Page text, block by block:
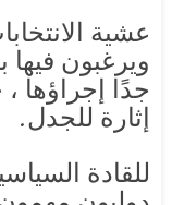
عشية
ويرغبون
جدًا إجراؤها
إثارة للجدل.
للقادة